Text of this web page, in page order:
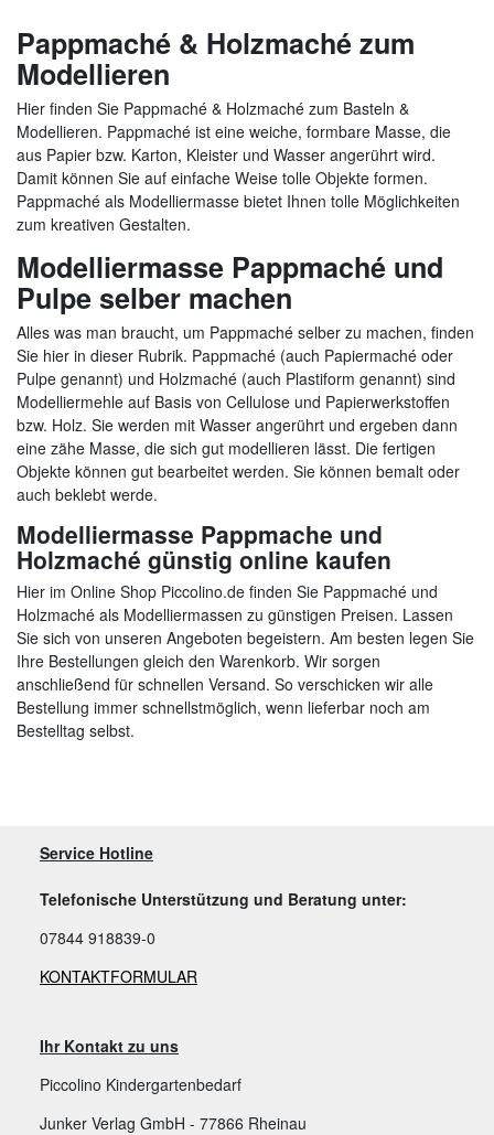
Pappmaché & Holzmaché zum
Modellieren
Hier finden Sie Pappmaché & Holzmaché zum Basteln &
Modellieren. Pappmaché ist eine weiche, formbare Masse, die
aus Papier bzw. Karton, Kleister und Wasser angerührt wird.
Damit können Sie auf einfache Weise tolle Objekte formen.
Pappmaché als Modelliermasse bietet Ihnen tolle Möglichkeiten
zum kreativen Gestalten.
Modelliermasse Pappmaché und
Pulpe selber machen
Alles was man braucht, um Pappmaché selber zu machen, finden
Sie hier in dieser Rubrik. Pappmaché (auch Papiermaché oder
Pulpe genannt) und Holzmaché (auch Plastiform genannt) sind
Modelliermehle auf Basis von Cellulose und Papierwerkstoffen
bzw. Holz. Sie werden mit Wasser angerührt und ergeben dann
eine zähe Masse, die sich gut modellieren lässt. Die fertigen
Objekte können gut bearbeitet werden. Sie können bemalt oder
auch beklebt werde.
Modelliermasse Pappmache und
Holzmaché günstig online kaufen
Hier im Online Shop Piccolino.de finden Sie Pappmaché und
Holzmaché als Modelliermassen zu günstigen Preisen. Lassen
Sie sich von unseren Angeboten begeistern. Am besten legen Sie
Ihre Bestellungen gleich den Warenkorb. Wir sorgen
anschließend für schnellen Versand. So verschicken wir alle
Bestellung immer schnellstmöglich, wenn lieferbar noch am
Bestelltag selbst.
Service Hotline
Telefonische Unterstützung und Beratung unter:
07844 918839-0
KONTAKTFORMULAR
Ihr Kontakt zu uns
Piccolino Kindergartenbedarf
Junker Verlag GmbH - 77866 Rheinau